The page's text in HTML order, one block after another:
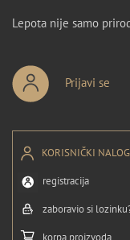
Lepota nije samo
Prijavi se
KORISNIČKI NALOG
registracija
zaboravio si
korpa proizvoda